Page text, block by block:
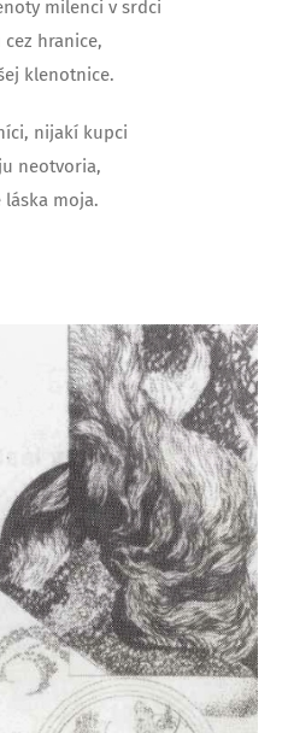
milenci v srdci
cez hranice,
klenotnice.
nijakí kupci
neotvoria,
láska moja.